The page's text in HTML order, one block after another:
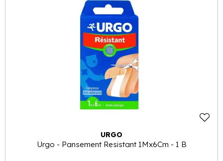
URGO
Urgo - Pansement Resistant 1Mx6Cm - 1 B